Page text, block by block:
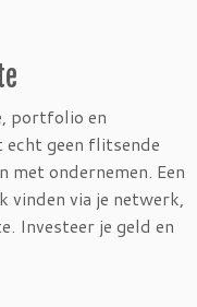
portfolio en
echt geen flitsende
met ondernemen. Een
vinden via je netwerk,
Investeer je geld en